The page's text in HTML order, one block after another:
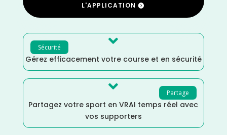
L'APPLICATION
Sécurité 
Gérez efficacement votre course et en sécurité
Partage

Partagez votre sport en VRAI temps réel avec
vos supporters